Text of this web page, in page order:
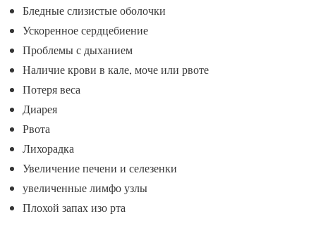
Бледные слизистые оболочки
Ускоренное сердцебиение
Проблемы с дыханием
Наличие крови в кале, моче или рвоте
Потеря веса
Диарея
Рвота
Лихорадка
Увеличение печени и селезенки
увеличенные лимфо узлы
Плохой запах изо рта